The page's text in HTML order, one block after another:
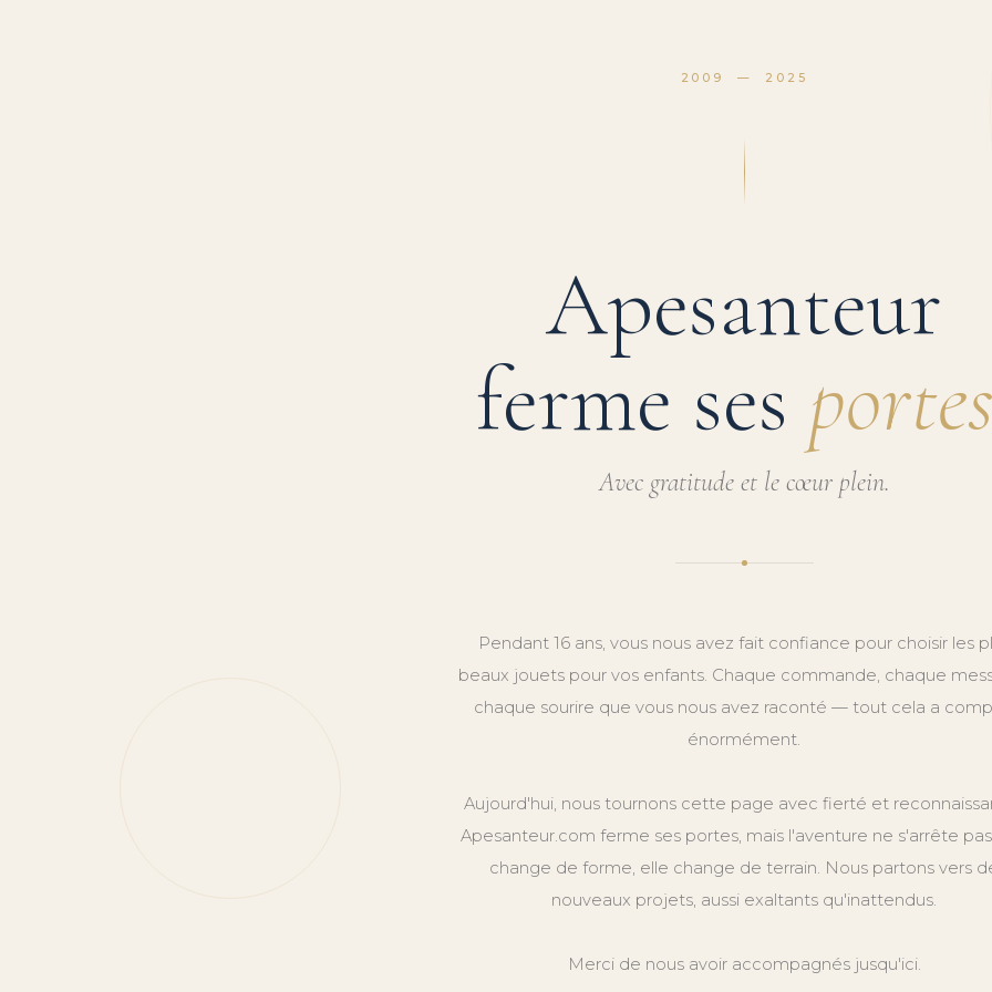
2009 — 2025
Apesanteur
ferme ses
Avec gratitude et le cœur plein.
Pendant 16 ans, vous nous avez fait confiance pour choisir les
beaux jouets pour vos enfants. Chaque commande, chaque
chaque sourire que vous nous avez raconté — tout cela a
énormément.
Aujourd'hui, nous tournons cette page avec fierté et
Apesanteur.com ferme ses portes, mais l'aventure ne s'arrête
change de forme, elle change de terrain. Nous partons vers
nouveaux projets, aussi exaltants qu'inattendus.
Merci de nous avoir accompagnés jusqu'ici.